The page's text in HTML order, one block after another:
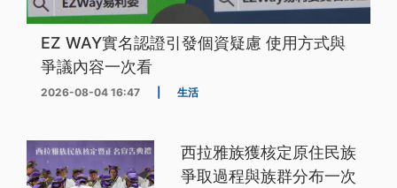
EZ WAY實名認證引發個資疑慮 使用方式與
爭議內容一次看
2026-08-04 16:47 生活
西拉雅族獲核定原住民族
爭取過程與族群分布一次